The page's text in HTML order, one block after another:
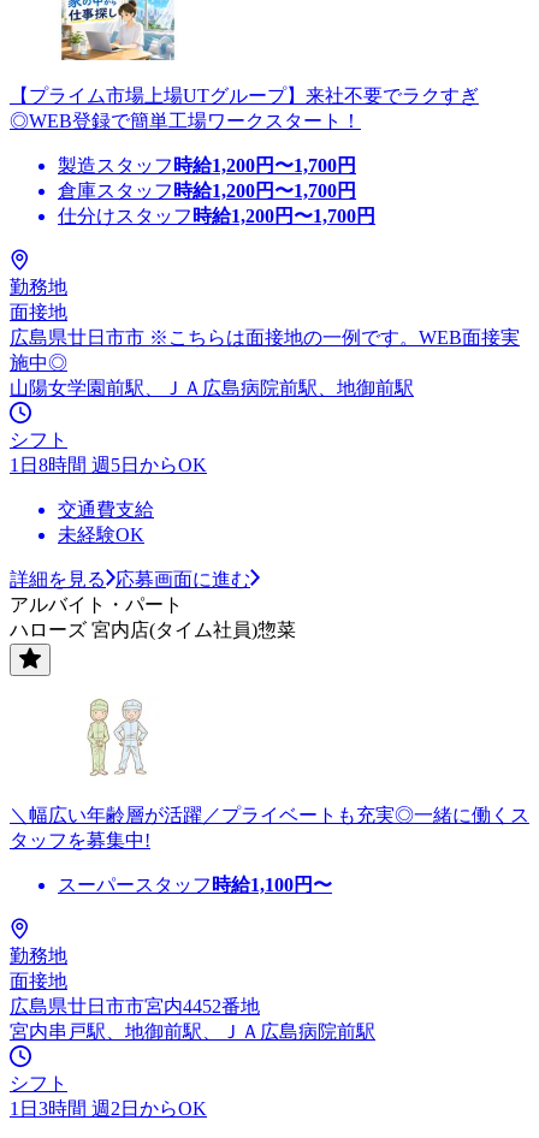
【プライム市場上場UTグループ】来社不要でラクすぎ
◎WEB登録で簡単工場ワークスタート！
製造スタッフ 時給1,200円〜1,700円
倉庫スタッフ 時給1,200円〜1,700円
仕分けスタッフ 時給1,200円〜1,700円
勤務地
面接地
広島県廿日市市 ※こちらは面接地の一例です。WEB面接実
施中◎
山陽女学園前駅、ＪＡ広島病院前駅、地御前駅
シフト
1日8時間 週5日からOK
交通費支給
未経験OK
詳細を見る
応募画面に進む
アルバイト・パート
ハローズ 宮内店(タイム社員)惣菜
＼幅広い年齢層が活躍／プライベートも充実◎一緒に働くス
タッフを募集中!
スーパースタッフ 時給1,100円〜
勤務地
面接地
広島県廿日市市宮内4452番地
宮内串戸駅、地御前駅、ＪＡ広島病院前駅
シフト
1日3時間 週2日からOK